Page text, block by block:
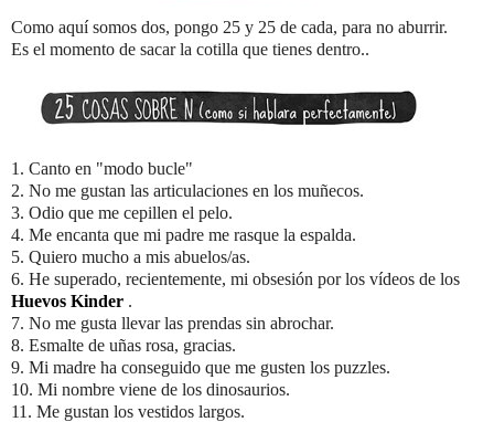
Como aquí somos dos, pongo 25 y 25 de cada, para no aburrir.
Es el momento de sacar la cotilla que tienes dentro..
1. Canto en "modo bucle"
2. No me gustan las articulaciones en los muñecos.
3. Odio que me cepillen el pelo.
4. Me encanta que mi padre me rasque la espalda.
5. Quiero mucho a mis abuelos/as.
6. He superado, recientemente, mi obsesión por los vídeos de los
Huevos Kinder .
7. No me gusta llevar las prendas sin abrochar.
8. Esmalte de uñas rosa, gracias.
9. Mi madre ha conseguido que me gusten los puzzles.
10. Mi nombre viene de los dinosaurios.
11. Me gustan los vestidos largos.